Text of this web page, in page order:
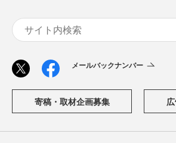
メールバックナンバー
寄稿・取材企画募集